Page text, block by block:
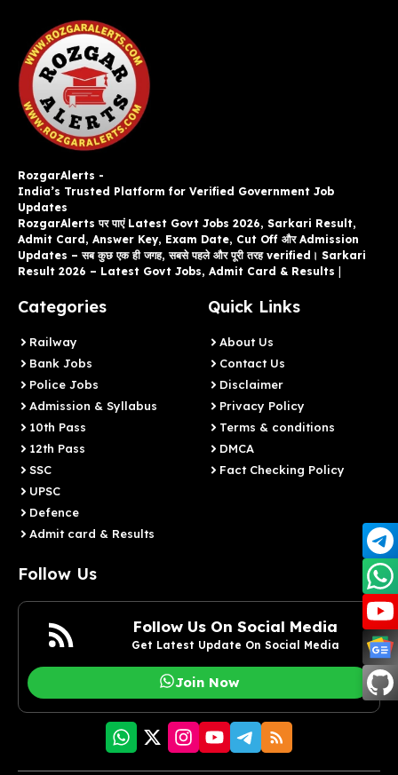
RozgarAlerts -
India’s Trusted Platform for Verified Government Job
Updates
RozgarAlerts पर पाएं Latest Govt Jobs 2026, Sarkari Result,
Admit Card, Answer Key, Exam Date, Cut Off और Admission
Updates – सब कुछ एक ही जगह, सबसे पहले और पूरी तरह verified। Sarkari
Result 2026 – Latest Govt Jobs, Admit Card & Results
Categories
Railway
Bank Jobs
Police Jobs
Admission & Syllabus
10th Pass
12th Pass
SSC
UPSC
Defence
Admit card & Results
Quick Links
About Us
Contact Us
Disclaimer
Privacy Policy
Terms & conditions
DMCA
Fact Checking Policy
Follow Us
Follow Us On Social Media
Get Latest Update On Social Media
Join Now